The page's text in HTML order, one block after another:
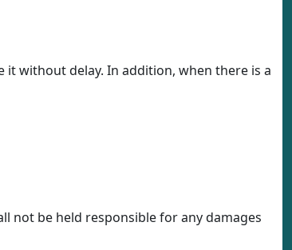
without delay. In addition, when there is a
not be held responsible for any damages